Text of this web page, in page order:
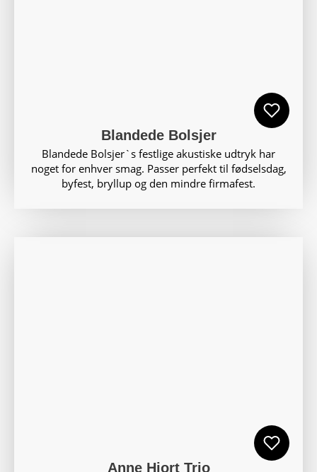
Blandede Bolsjer
Blandede Bolsjer`s festlige akustiske udtryk har
noget for enhver smag. Passer perfekt til fødselsdag,
byfest, bryllup og den mindre firmafest.
Anne Hjort Trio